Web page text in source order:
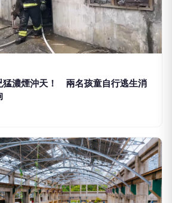
濃煙沖天！ 兩名孩童自行逃生消